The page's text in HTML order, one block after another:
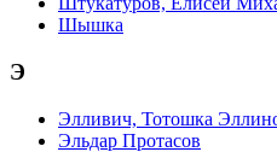
Шышка
Э
Элливич, Тотошка
Эльдар Протасов